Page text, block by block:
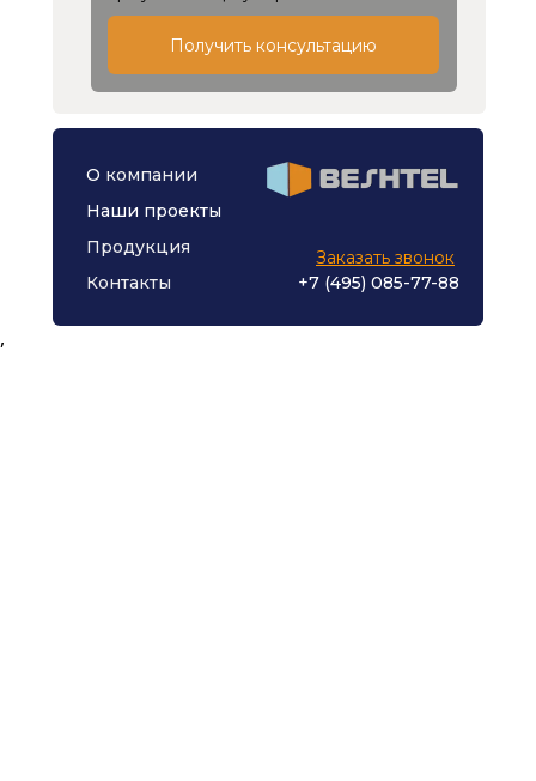
Получить консультацию
Заказать звонок
+7 (495) 085-77-88
О компании
Продукция
Наши проекты
Контакты
,